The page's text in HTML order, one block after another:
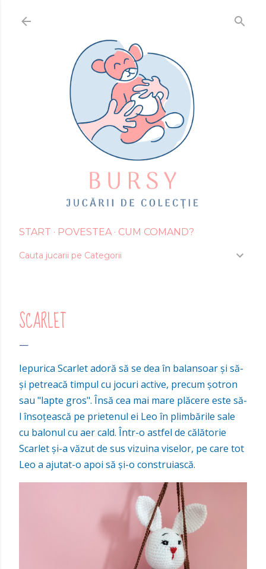
START POVESTEA CUM COMAND?
Cauta jucarii pe Categorii
SCARLET
Iepurica Scarlet adoră să se dea în balansoar și să-
și petreacă timpul cu jocuri active, precum șotron
sau "lapte gros". Însă cea mai mare plăcere este să-
l însoțească pe prietenul ei Leo în plimbările sale
cu balonul cu aer cald. Într-o astfel de călătorie
Scarlet și-a văzut de sus vizuina viselor, pe care tot
Leo a ajutat-o apoi să și-o construiască.